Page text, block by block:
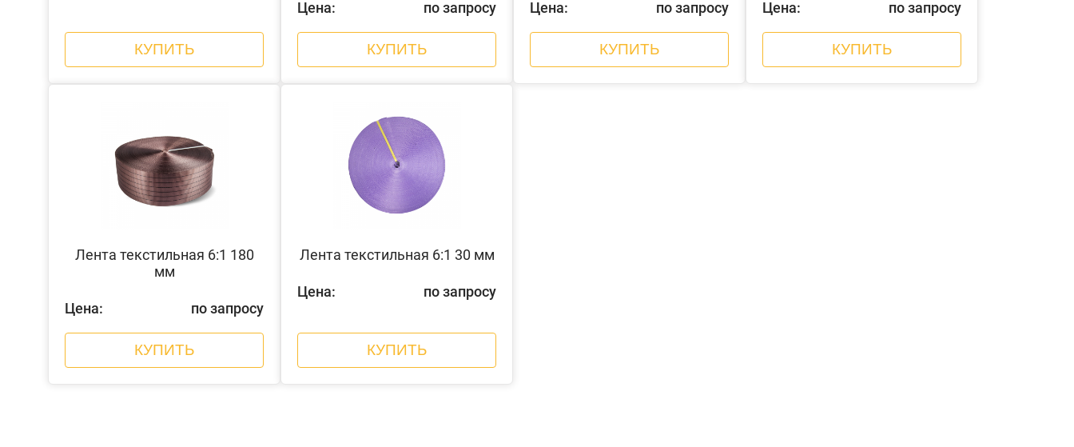
КУПИТЬ
Цена: по запросу
КУПИТЬ
Цена: по запросу
КУПИТЬ
Цена: по запросу
КУПИТЬ
Лента текстильная 6:1 180
мм
Цена: по запросу
КУПИТЬ
Лента текстильная 6:1 30 мм
Цена: по запросу
КУПИТЬ